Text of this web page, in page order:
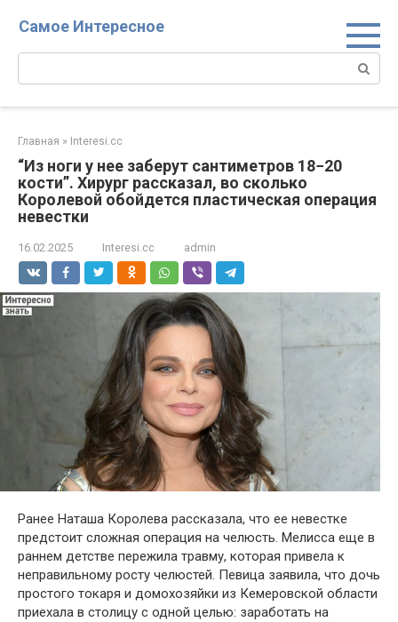
Самое Интересное
Поиск:
Главная » Interesi.cc
“Из ноги у нее заберут сантиметров 18−20
кости”. Хирург рассказал, во сколько
Королевой обойдется пластическая операция
невестки
16.02.2025 Interesi.cc admin
Ранее Наташа Королева рассказала, что ее невестке
предстоит сложная операция на челюсть. Мелисса еще в
раннем детстве пережила травму, которая привела к
неправильному росту челюстей. Певица заявила, что дочь
простого токаря и домохозяйки из Кемеровской области
приехала в столицу с одной целью: заработать на